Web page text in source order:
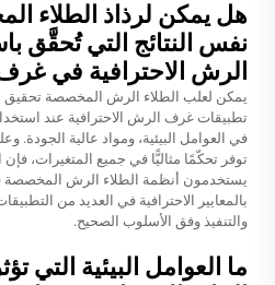
هل يمكن لرذاذ الطلاء
نفس النتائج التي تُحقَّق
الرش الاحترافية في
يمكن لعلب الطلاء الرش المخصصة تحقيق
تطبيقات غرف الرش الاحترافية عند
في العوامل البيئية، ومواد عالية
توفر تحكّمًا مثاليًّا في جميع المتغيرات،
يستخدمون أنظمة الطلاء الرش المخصصة
بالمعايير الاحترافية في العديد من
والتنفيذ وفق الأسلوب الصحيح.
ما العوامل البيئية التي